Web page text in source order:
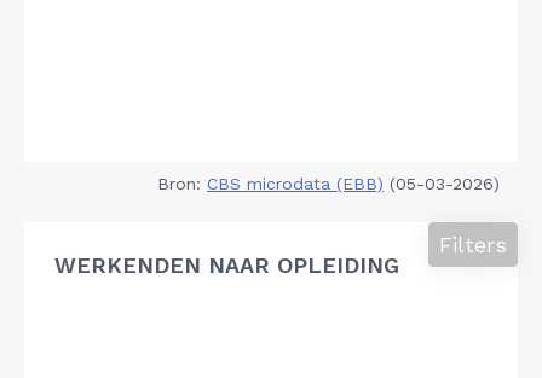
Bron: CBS microdata (EBB) (05-03-2026)
WERKENDEN NAAR OPLEIDING
Filters